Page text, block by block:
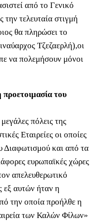
από το Γενικό
τελευταία στιγμή
θα πληρώσει το
Τζεζαερλή),οι
να πολεμήσουν μόνοι
προετοιμασία του
πόλεις της
Εταιρείες οι οποίες
Διαφωτισμού και από τα
ευρωπαϊκές χώρες
απελευθερωτικό
αυτών ήταν η
την οποία προήλθε η
των Καλών Φίλων»